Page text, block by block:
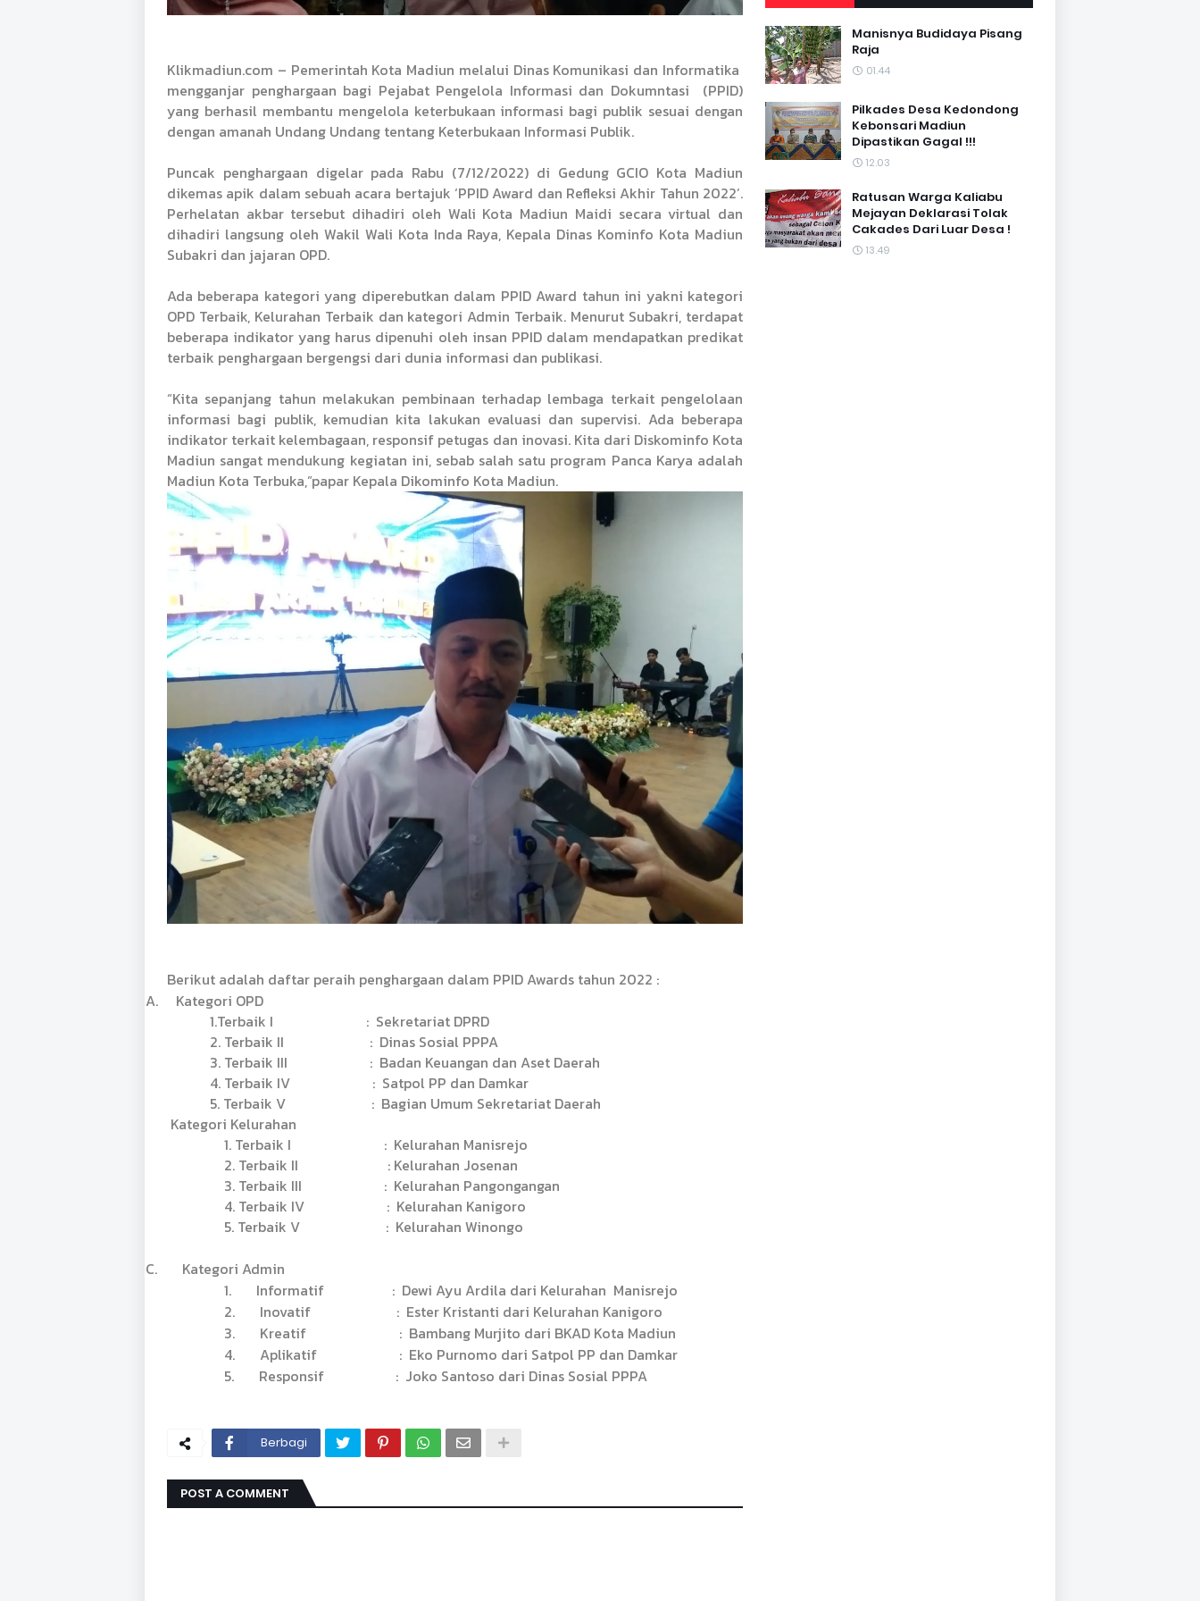
Klikmadiun.com – Pemerintah Kota Madiun melalui Dinas Komunikasi dan Informatika
mengganjar penghargaan bagi Pejabat Pengelola Informasi dan Dokumntasi
(PPID)
yang berhasil membantu mengelola keterbukaan informasi bagi publik sesuai dengan
dengan amanah Undang Undang tentang Keterbukaan Informasi Publik.
Puncak penghargaan digelar pada Rabu (7/12/2022) di Gedung GCIO Kota Madiun
dikemas apik dalam sebuah acara bertajuk ‘PPID Award dan Refleksi Akhir Tahun 2022’.
Perhelatan akbar tersebut dihadiri oleh Wali Kota Madiun Maidi secara virtual dan
dihadiri langsung oleh Wakil Wali Kota Inda Raya, Kepala Dinas Kominfo Kota Madiun
Subakri dan jajaran OPD.
Ada beberapa kategori yang diperebutkan dalam PPID Award tahun ini yakni kategori
OPD Terbaik, Kelurahan Terbaik dan kategori Admin Terbaik. Menurut Subakri, terdapat
beberapa indikator yang harus dipenuhi oleh insan PPID dalam mendapatkan predikat
terbaik penghargaan bergengsi dari dunia informasi dan publikasi.
“Kita sepanjang tahun melakukan pembinaan terhadap lembaga terkait pengelolaan
informasi bagi publik, kemudian kita lakukan evaluasi dan supervisi. Ada beberapa
indikator terkait kelembagaan, responsif petugas dan inovasi. Kita dari Diskominfo Kota
Madiun sangat mendukung kegiatan ini, sebab salah satu program Panca Karya adalah
Madiun Kota Terbuka,”papar Kepala Dikominfo Kota Madiun.
Berikut adalah daftar peraih penghargaan dalam PPID Awards tahun 2022 :
A.
Kategori OPD
1.Terbaik I
: Sekretariat DPRD
2. Terbaik II
: Dinas Sosial PPPA
3. Terbaik III
: Badan Keuangan dan Aset Daerah
4. Terbaik IV
: Satpol PP dan Damkar
5. Terbaik V
: Bagian Umum Sekretariat Daerah
Kategori Kelurahan
1. Terbaik I
: Kelurahan Manisrejo
2. Terbaik II
: Kelurahan Josenan
3. Terbaik III
: Kelurahan Pangongangan
4. Terbaik IV
: Kelurahan Kanigoro
5. Terbaik V
: Kelurahan Winongo
C.
Kategori Admin
1.
Informatif : Dewi Ayu Ardila dari Kelurahan Manisrejo
2.
Inovatif : Ester Kristanti dari Kelurahan Kanigoro
3.
Kreatif : Bambang Murjito dari BKAD Kota Madiun
4.
Aplikatif : Eko Purnomo dari Satpol PP dan Damkar
5.
Responsif : Joko Santoso dari Dinas Sosial PPPA
Berbagi
POST A COMMENT
Manisnya Budidaya Pisang
Raja
01.44
Pilkades Desa Kedondong
Kebonsari Madiun
Dipastikan Gagal !!!
12.03
Ratusan Warga Kaliabu
Mejayan Deklarasi Tolak
Cakades Dari Luar Desa !
13.49